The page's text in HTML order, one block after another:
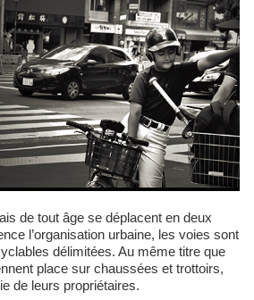
l’organisation urbaine, les voies sont
délimitées. Au même titre que
place sur chaussées et trottoirs,
de leurs propriétaires.